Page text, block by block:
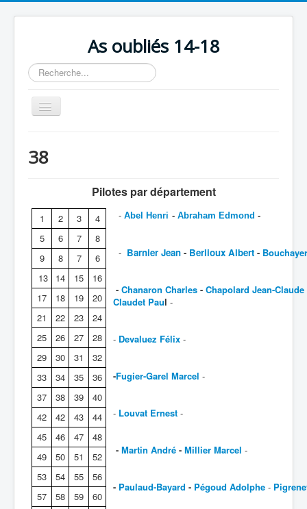
As oubliés 14-18
Rechercher
Basculer
la
Chronologie
Organisation
Avions
Personnels
Formation
Doctrines
Batailles
Les As
Cahiers des As
38
Pilotes par département
1 2 3
4
5
6 7
8
9
8 7
6
13
14 15
16
17
18 19
20
21
22 23
24
25
26 27
28
29
30 31
32
33
34 35
36
37
38 39
40
42
42 43
44
45
46 47
48
49
50 51
52
53
54 55
56
57
58 59
60
- Abel Henri - Abraham Edmond -
- Barnier Jean - Berlioux Albert -
- Chanaron Charles - Chapolard Jean-Claude
Claudet Paul -
- Devaluez Félix -
-Fugier-Garel Marcel -
- Louvat Ernest -
- Martin André - Millier Marcel -
- Paulaud-Bayard - Pégoud Adolphe -